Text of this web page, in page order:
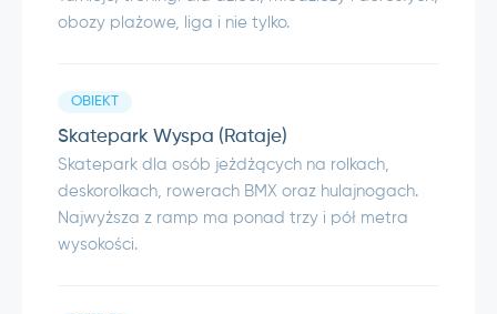
obozy plażowe, liga i nie tylko.
Skatepark Wyspa (Rataje)
Skatepark dla osób jeżdżących na rolkach,
deskorolkach, rowerach BMX oraz hulajnogach.
Najwyższa z ramp ma ponad trzy i pół metra
wysokości.
OBIEKT